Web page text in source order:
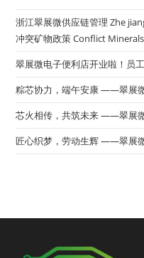
浙江翠展微供应链管理 Zhe
冲突矿物政策 Conflict
翠展微电子便利店开业啦！员
粽芯协力，端午安康 ——翠展
芯火相传，共筑未来 ——翠展
匠心织梦，劳动生辉 ——翠展